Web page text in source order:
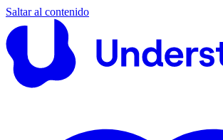
Saltar al contenido